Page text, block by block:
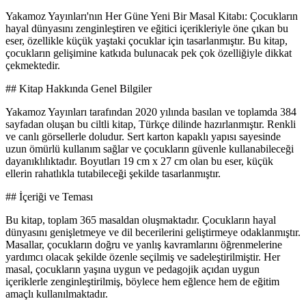
Yakamoz Yayınları'nın Her Güne Yeni Bir Masal Kitabı: Çocukların
hayal dünyasını zenginleştiren ve eğitici içerikleriyle öne çıkan bu
eser, özellikle küçük yaştaki çocuklar için tasarlanmıştır. Bu kitap,
çocukların gelişimine katkıda bulunacak pek çok özelliğiyle dikkat
çekmektedir.
## Kitap Hakkında Genel Bilgiler
Yakamoz Yayınları tarafından 2020 yılında basılan ve toplamda 384
sayfadan oluşan bu ciltli kitap, Türkçe dilinde hazırlanmıştır. Renkli
ve canlı görsellerle doludur. Sert karton kapaklı yapısı sayesinde
uzun ömürlü kullanım sağlar ve çocukların güvenle kullanabileceği
dayanıklılıktadır. Boyutları 19 cm x 27 cm olan bu eser, küçük
ellerin rahatlıkla tutabileceği şekilde tasarlanmıştır.
## İçeriği ve Teması
Bu kitap, toplam 365 masaldan oluşmaktadır. Çocukların hayal
dünyasını genişletmeye ve dil becerilerini geliştirmeye odaklanmıştır.
Masallar, çocukların doğru ve yanlış kavramlarını öğrenmelerine
yardımcı olacak şekilde özenle seçilmiş ve sadeleştirilmiştir. Her
masal, çocukların yaşına uygun ve pedagojik açıdan uygun
içeriklerle zenginleştirilmiş, böylece hem eğlence hem de eğitim
amaçlı kullanılmaktadır.